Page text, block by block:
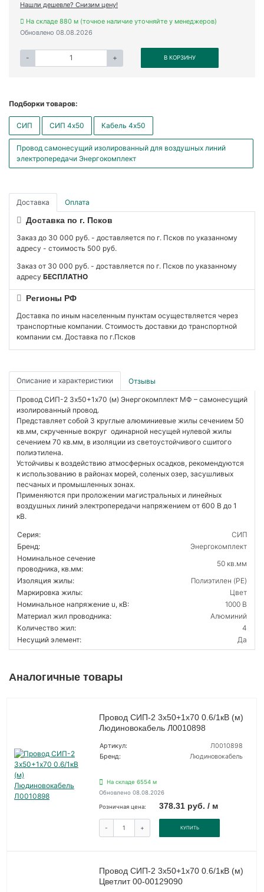
Нашли дешевле? Снизим цену!
На складе 880 м (точное наличие уточняйте у менеджеров)
Обновлено 08.08.2026
- + В КОРЗИНУ
Подборки товаров:
СИП СИП 4x50 Кабель 4x50
Провод самонесущий изолированный для воздушных линий
электропередачи Энергокомплект
Доставка Оплата
Доставка по г. Псков
Заказ до 30 000 руб. - доставляется по г. Псков по указанному
адресу - стоимость 500 руб.
Заказ от 30 000 руб. - доставляется по г. Псков по указанному
адресу БЕСПЛАТНО
Регионы РФ
Доставка по иным населенным пунктам осуществляется через
транспортные компании. Стоимость доставки до транспортной
компании см. Доставка по г.Псков
Описание и характеристики Отзывы
Провод СИП-2 3х50+1х70 (м) Энергокомплект МФ – самонесущий
изолированный провод.
Представляет собой 3 круглые алюминиевые жилы сечением 50
кв.мм, скрученные вокруг одинарной несущей нулевой жилы
сечением 70 кв.мм, в изоляции из светоустойчивого сшитого
полиэтилена.
Устойчивы к воздействию атмосферных осадков, рекомендуются
к использованию в районах морей, соленых озер, засушливых
песчаных и промышленных зонах.
Применяются при проложении магистральных и линейных
воздушных линий электропередачи напряжением от 600 В до 1
кВ.
Серия:
СИП
Бренд:
Энергокомплект
Номинальное сечение
проводника, кв.мм:
50 кв.мм
Изоляция жилы:
Полиэтилен (PE)
Маркировка жилы:
Цвет
Номинальное напряжение u, кВ:
1000 В
Материал жил проводника:
Алюминий
Количество жил:
4
Несущий элемент:
Да
Аналогичные товары
Провод СИП-2 3х50+1х70 0.6/1кВ (м)
Людиновокабель Л0010898
Артикул:
Л0010898
Бренд:
Людиновокабель
На складе 6554 м
Обновлено 08.08.2026
Розничная цена: 378.31 руб. / м
- + КУПИТЬ
Провод СИП-2 3х50+1х70 0.6/1кВ (м)
Цветлит 00-00129090